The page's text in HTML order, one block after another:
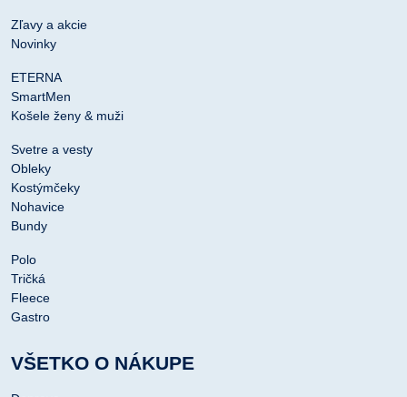
Zľavy a akcie
Novinky
ETERNA
SmartMen
Košele ženy & muži
Svetre a vesty
Obleky
Kostýmčeky
Nohavice
Bundy
Polo
Tričká
Fleece
Gastro
VŠETKO O NÁKUPE